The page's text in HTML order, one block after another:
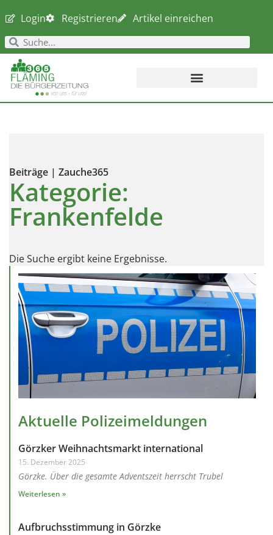
Login Registrieren Artikel einreichen
Beiträge | Zauche365
Kategorie:
Frankenfelde
Die Suche ergibt keine Ergebnisse.
Aktuelle Polizeimeldungen
Görzker Weihnachtsmarkt international
15. Dezember 2025
Görzke. Über die gesamte Adventszeit herrscht Trubel
Weiterlesen »
Aufbruchsstimmung in Görzke